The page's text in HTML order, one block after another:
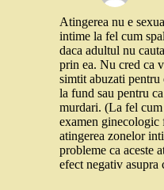
Atingerea nu e
intime la fel cum
daca adultul nu
prin ea. Nu cred ca
simtit abuzati pentru
la fund sau pentru
murdari. (La fel
examen ginecologic
atingerea zonelor
probleme ca aceste
efect negativ asupra